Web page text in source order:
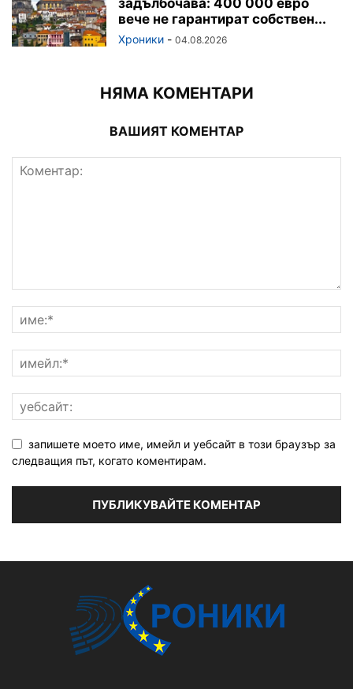
задълбочава: 400 000 евро
вече не гарантират собствен...
Хроники - 04.08.2026
НЯМА КОМЕНТАРИ
ВАШИЯТ КОМЕНТАР
запишете моето име, имейл и уебсайт в този браузър за
следващия път, когато коментирам.